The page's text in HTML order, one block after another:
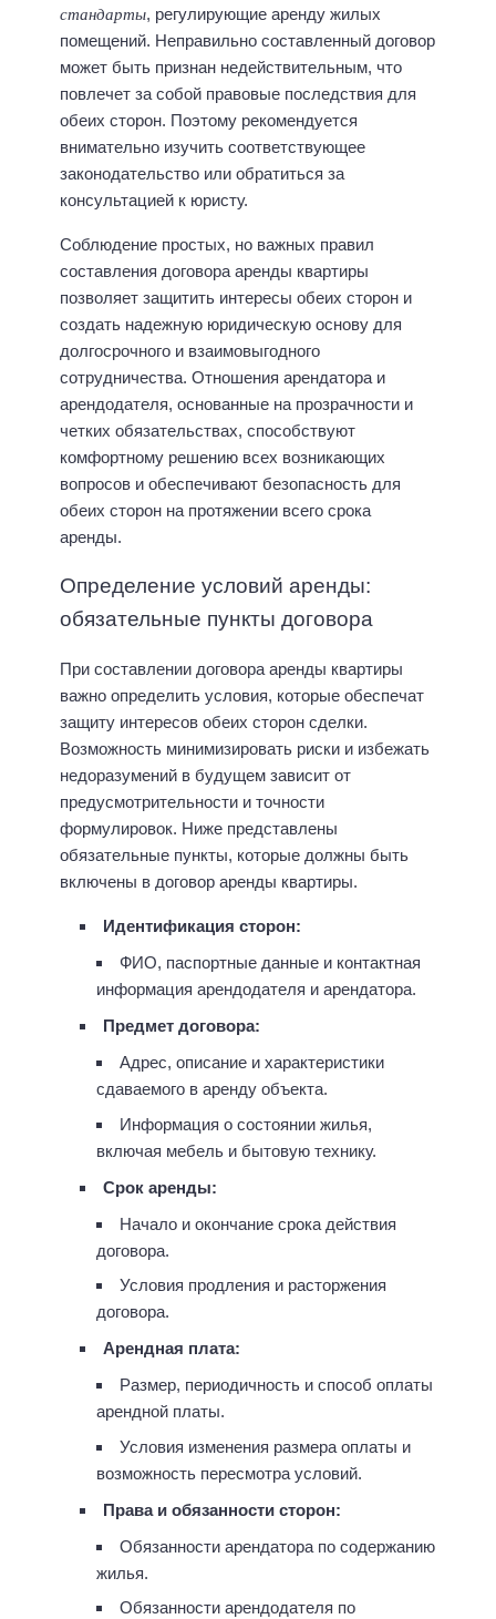
стандарты, регулирующие аренду жилых
помещений. Неправильно составленный договор
может быть признан недействительным, что
повлечет за собой правовые последствия для
обеих сторон. Поэтому рекомендуется
внимательно изучить соответствующее
законодательство или обратиться за
консультацией к юристу.
Соблюдение простых, но важных правил
составления договора аренды квартиры
позволяет защитить интересы обеих сторон и
создать надежную юридическую основу для
долгосрочного и взаимовыгодного
сотрудничества. Отношения арендатора и
арендодателя, основанные на прозрачности и
четких обязательствах, способствуют
комфортному решению всех возникающих
вопросов и обеспечивают безопасность для
обеих сторон на протяжении всего срока
аренды.
Определение условий аренды:
обязательные пункты договора
При составлении договора аренды квартиры
важно определить условия, которые обеспечат
защиту интересов обеих сторон сделки.
Возможность минимизировать риски и избежать
недоразумений в будущем зависит от
предусмотрительности и точности
формулировок. Ниже представлены
обязательные пункты, которые должны быть
включены в договор аренды квартиры.
Идентификация сторон:
ФИО, паспортные данные и контактная
информация арендодателя и арендатора.
Предмет договора:
Адрес, описание и характеристики
сдаваемого в аренду объекта.
Информация о состоянии жилья,
включая мебель и бытовую технику.
Срок аренды:
Начало и окончание срока действия
договора.
Условия продления и расторжения
договора.
Арендная плата:
Размер, периодичность и способ оплаты
арендной платы.
Условия изменения размера оплаты и
возможность пересмотра условий.
Права и обязанности сторон:
Обязанности арендатора по содержанию
жилья.
Обязанности арендодателя по